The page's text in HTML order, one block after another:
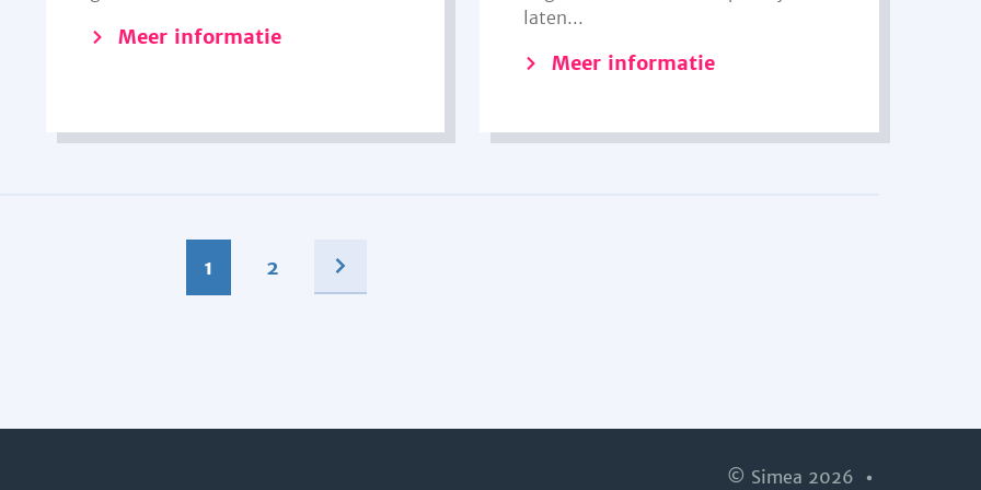
Meer informatie
laten...
Meer informatie
1 2
© Simea 2026